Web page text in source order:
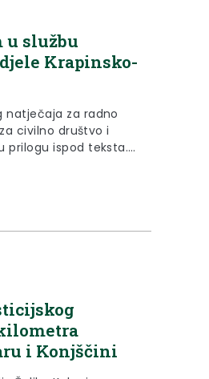
u službu
Krapinsko-
natječaja za radno
civilno društvo i
prilogu ispod teksta.
nalazi se u
i Konjščini